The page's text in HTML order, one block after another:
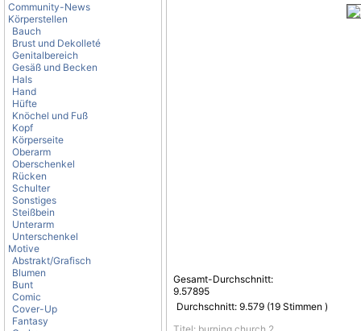
Community-News
Körperstellen
Bauch
Brust und Dekolleté
Genitalbereich
Gesäß und Becken
Hals
Hand
Hüfte
Knöchel und Fuß
Kopf
Körperseite
Oberarm
Oberschenkel
Rücken
Schulter
Sonstiges
Steißbein
Unterarm
Unterschenkel
Motive
Abstrakt/Grafisch
Blumen
Bunt
Comic
Cover-Up
Fantasy
Gesamt-Durchschnitt:
9.57895
Durchschnitt: 9.579 (19 Stimmen )